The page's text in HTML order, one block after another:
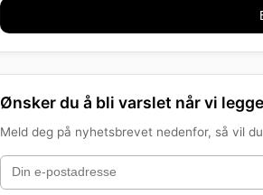
Ønsker du å bli varslet når vi
Meld deg på nyhetsbrevet nedenfor, så vil